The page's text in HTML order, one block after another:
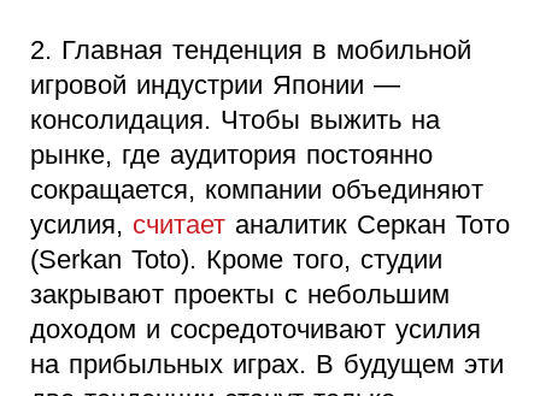
2. Главная тенденция в мобильной
игровой индустрии Японии —
консолидация. Чтобы выжить на
рынке, где аудитория постоянно
сокращается, компании объединяют
усилия, считает аналитик Серкан Тото
(Serkan Toto). Кроме того, студии
закрывают проекты с небольшим
доходом и сосредоточивают усилия
на прибыльных играх. В будущем эти